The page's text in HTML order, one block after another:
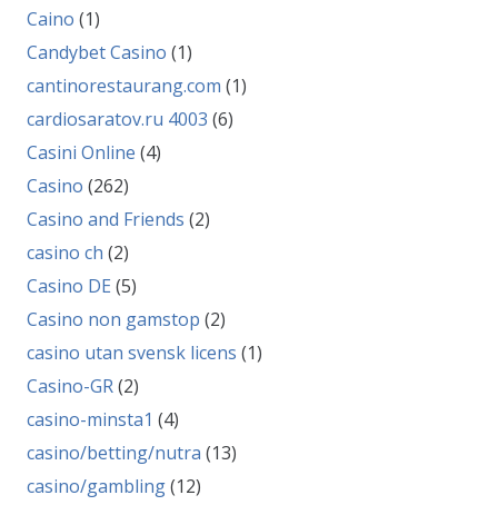
Caino (1)
Candybet Casino (1)
cantinorestaurang.com (1)
cardiosaratov.ru 4003 (6)
Casini Online (4)
Casino (262)
Casino and Friends (2)
casino ch (2)
Casino DE (5)
Casino non gamstop (2)
casino utan svensk licens (1)
Casino-GR(2)
casino-minsta1 (4)
casino/betting/nutra (13)
casino/gambling(12)